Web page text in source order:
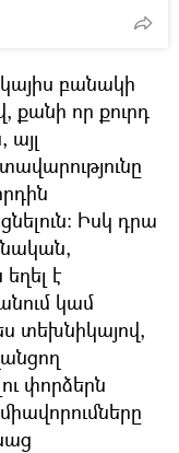
բանակի
քանի որ քուրդ
Իսկ դրա
է
կամ
տեխնիկայով,
փորձերն